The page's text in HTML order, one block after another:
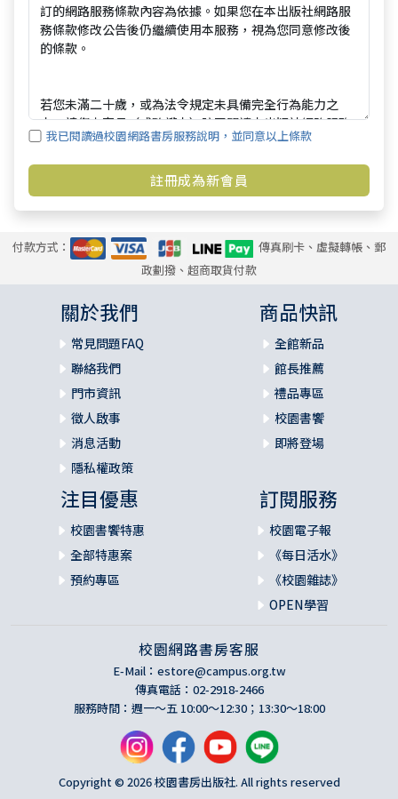
我已閱讀過校園網路書房服務說明，並同意以上條款
付款方式：
傳真刷卡、虛擬轉帳、郵
政劃撥、超商取貨付款
關於我們
常見問題FAQ
聯絡我們
門市資訊
徵人啟事
消息活動
隱私權政策
商品快訊
全館新品
館長推薦
禮品專區
校園書饗
即將登場
注目優惠
校園書饗特惠
全部特惠案
預約專區
訂閱服務
校園電子報
《每日活水》
《校園雜誌》
OPEN學習
校園網路書房客服
E-Mail： estore@campus.org.tw
傳真電話：02-2918-2466
服務時間：週一～五 10:00～12:30；13:30～18:00
Copyright © 2026 校園書房出版社. All rights reserved